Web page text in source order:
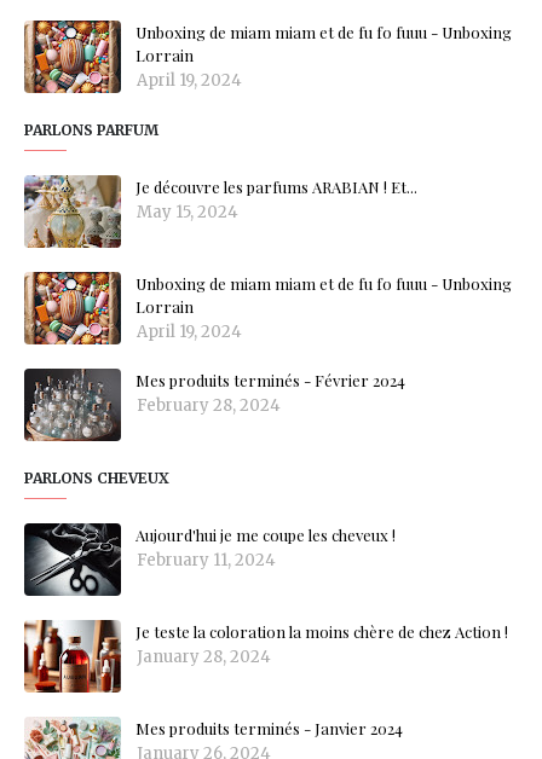
Unboxing de miam miam et de fu fo fuuu - Unboxing
Lorrain
April 19, 2024
PARLONS PARFUM
Je découvre les parfums ARABIAN ! Et...
May 15, 2024
Unboxing de miam miam et de fu fo fuuu - Unboxing
Lorrain
April 19, 2024
Mes produits terminés - Février 2024
February 28, 2024
PARLONS CHEVEUX
Aujourd'hui je me coupe les cheveux !
February 11, 2024
Je teste la coloration la moins chère de chez Action !
January 28, 2024
Mes produits terminés - Janvier 2024
January 26, 2024